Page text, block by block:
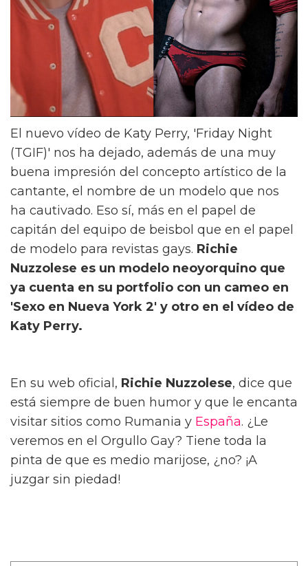
El nuevo vídeo de Katy Perry, 'Friday Night
(TGIF)' nos ha dejado, además de una muy
buena impresión del concepto artístico de la
cantante, el nombre de un modelo que nos
ha cautivado. Eso sí, más en el papel de
capitán del equipo de beisbol que en el papel
de modelo para revistas gays. Richie
Nuzzolese es un modelo neoyorquino que
ya cuenta en su portfolio con un cameo en
'Sexo en Nueva York 2' y otro en el vídeo de
Katy Perry.
En su web oficial, Richie Nuzzolese, dice que
está siempre de buen humor y que le encanta
visitar sitios como Rumania y España. ¿Le
veremos en el Orgullo Gay? Tiene toda la
pinta de que es medio marijose, ¿no? ¡A
juzgar sin piedad!